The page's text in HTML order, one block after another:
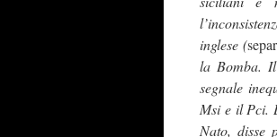
inglese (
la Bomba.
segnale
Msi e il Pci.
Nato, disse